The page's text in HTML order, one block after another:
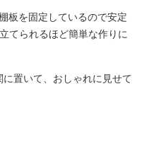
板を固定しているので安定
てられるほど簡単な作りに
置いて、おしゃれに見せて